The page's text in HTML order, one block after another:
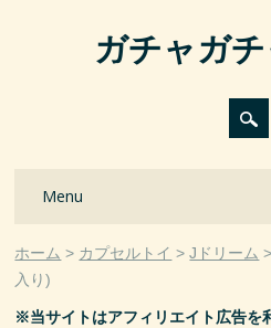
ガチャガチ
Main menu
Menu
ホーム カプセルトイ Jドリーム
入り)
※当サイトはアフィリエイト広告を